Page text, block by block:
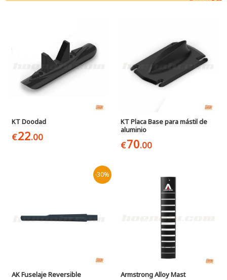
KT Doodad
€22.00
KT Placa Base para mástil de
aluminio
€70.00
-30%
AK Fuselaje Reversible Armstrong Alloy Mast